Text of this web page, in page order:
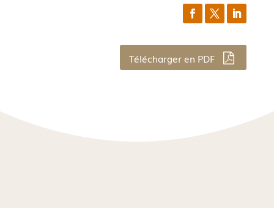
Télécharger en PDF